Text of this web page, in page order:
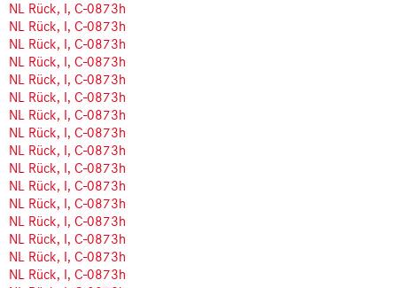
NL Rück, I, C-0873h
NL Rück, I, C-0873h
NL Rück, I, C-0873h
NL Rück, I, C-0873h
NL Rück, I, C-0873h
NL Rück, I, C-0873h
NL Rück, I, C-0873h
NL Rück, I, C-0873h
NL Rück, I, C-0873h
NL Rück, I, C-0873h
NL Rück, I, C-0873h
NL Rück, I, C-0873h
NL Rück, I, C-0873h
NL Rück, I, C-0873h
NL Rück, I, C-0873h
NL Rück, I, C-0873h